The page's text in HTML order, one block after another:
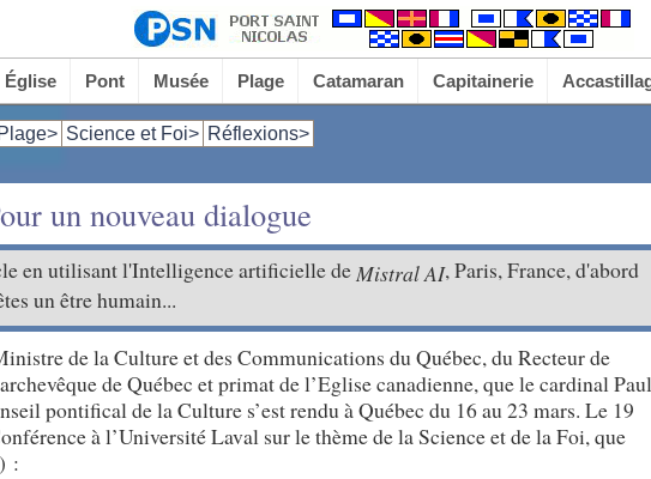
Église Pont Musée Plage Catamaran Capitainerie
Plage> Science et Foi> Réflexions>
un nouveau dialogue
en utilisant l'Intelligence artificielle deMistral AI, Paris, France, d'abord
un être humain...
de la Culture et des Communications du Québec, du Recteur de
de Québec et primat de l’Eglise canadienne, que le cardinal Paul
pontifical de la Culture s’est rendu à Québec du 16 au 23 mars. Le 19
à l’Université Laval sur le thème de la Science et de la Foi, que
: